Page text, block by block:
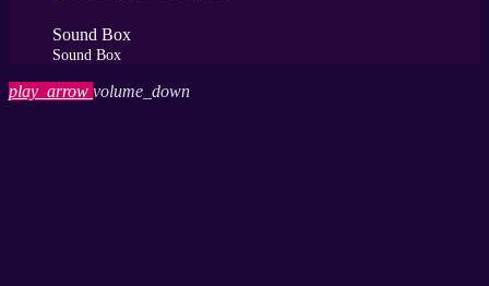
Sound Box
Sound Box
play_arrow volume_down